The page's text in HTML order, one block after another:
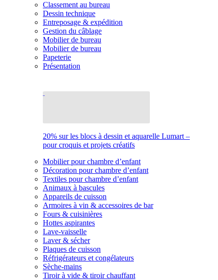
Classement au bureau
Dessin technique
Entreposage & expédition
Gestion du câblage
Mobilier de bureau
Mobilier de bureau
Papeterie
Présentation
20% sur les blocs à dessin et aquarelle Lumart –
pour croquis et projets créatifs
Mobilier pour chambre d’enfant
Décoration pour chambre d’enfant
Textiles pour chambre d’enfant
Animaux à bascules
Appareils de cuisson
Armoires à vin & accessoires de bar
Fours & cuisinières
Hottes aspirantes
Lave-vaisselle
Laver & sécher
Plaques de cuisson
Réfrigérateurs et congélateurs
Sèche-mains
Tiroir à vide & tiroir chauffant